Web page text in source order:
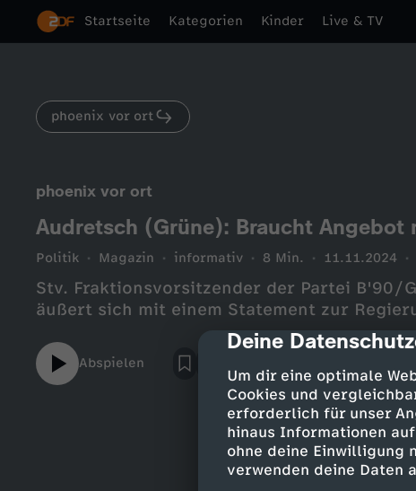
cmp-dialog-
Deine
Um dir eine optimale
Cookies und
erforderlich für unser
hinaus Informationen
ohne deine Einwilligung
verwenden deine Daten
Startseite Kategorien Kinder Live & TV
phoenix vor ort
phoenix vor ort
Audretsch (Grüne): Braucht Angebot
Politik Magazin informativ 8 Min. 11.11.2024
Stv. Fraktionsvorsitzender der Partei B'90/
äußert sich mit einem Statement zur
Abspielen